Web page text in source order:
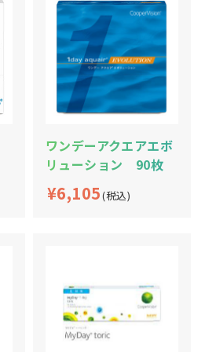
ワンデーアクエアエボ
リューション 90枚
¥6,105(税込)